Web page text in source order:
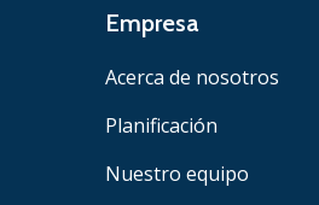
Empresa
Acerca de nosotros
Planificación
Nuestro equipo